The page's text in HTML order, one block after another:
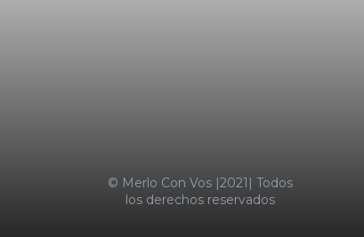
© Merlo Con Vos |2021| Todos
los derechos reservados